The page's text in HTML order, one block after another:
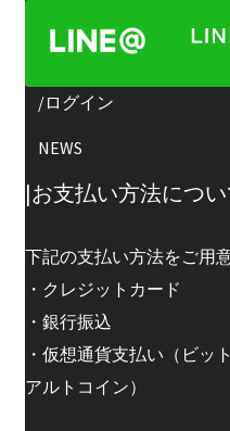
フォーラム
/ログイン
NEWS
|お支払い方法につい
下記の支払い方法をご用
・クレジットカード
・銀行振込
・仮想通貨支払い（ビッ
アルトコイン）